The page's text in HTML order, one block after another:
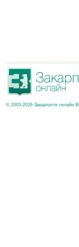
© 2003-2026 Закарпаття онлайн